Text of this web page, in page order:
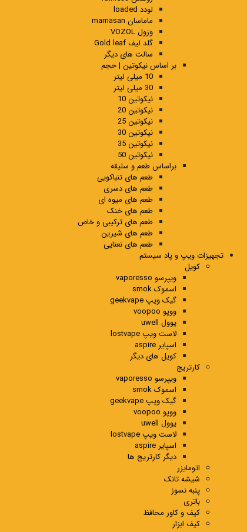
لودد loaded
ماماسان mamasan
وزول VOZOL
گلد لیف Gold leaf
سالت های دیگر
بر اساس نیکوتین | حجم
10 میلی لیتر
30 میلی لیتر
نیکوتین 10
نیکوتین 20
نیکوتین 25
نیکوتین 30
نیکوتین 35
نیکوتین 50
براساس طعم و سلیقه
طعم های تنباکویی
طعم های دسری
طعم های میوه ای
طعم های خنک
طعم های ترکیبی و خاص
طعم های شیرین
طعم های نعنایی
تجهیزات ویپ و پاد سیستم
کویل
ویپرسو vaporesso
اسموک smok
گیک ویپ geekvape
ووپو voopoo
یوول uwell
لاست ویپ lostvape
اسپایر aspire
کویل های دیگر
کارتریج
ویپرسو vaporesso
اسموک smok
گیک ویپ geekvape
ووپو voopoo
یوول uwell
لاست ویپ lostvape
اسپایر aspire
دیگر کارتریج ها
اتومایزر
شیشه تانک
پنبه نسوز
باتری
کیف و کاور محافظ
کیف ابزار